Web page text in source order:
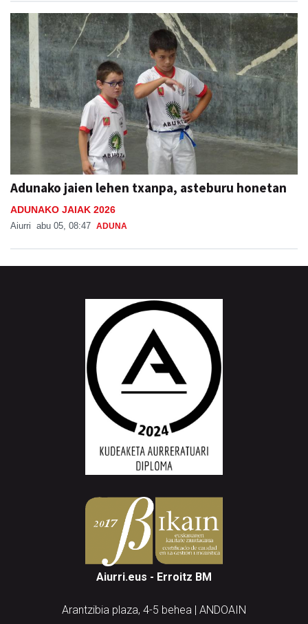
Adunako jaien lehen txanpa, asteburu honetan
ADUNAKO JAIAK 2026
Aiurri abu 05, 08:47 ADUNA
Aiurri.eus - Erroitz BM
Arantzibia plaza, 4-5 behea | ANDOAIN